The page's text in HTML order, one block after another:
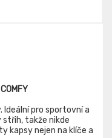
Ideální pro sportovní a
takže nikde
kapsy nejen na klíče a